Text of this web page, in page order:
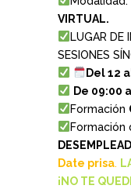
VIRTUAL.
LUGAR DE
SESIONES
Del 12
De 09:00
Formación
Formación
Date prisa.
¡NO TE